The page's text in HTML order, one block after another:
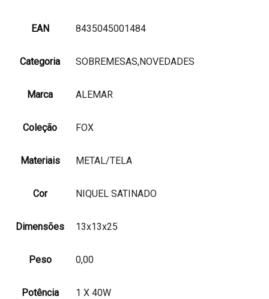
EAN 8435045001484
Categoria SOBREMESAS,NOVEDADES
Marca ALEMAR
Coleção FOX
Materiais METAL/TELA
Cor NIQUEL SATINADO
Dimensões 13x13x25
Peso 0,00
Potência 1 X 40W